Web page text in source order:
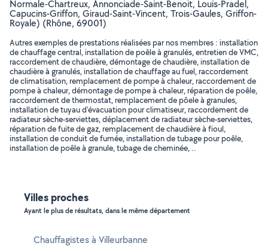
Normale-Chartreux, Annonciade-Saint-Benoit, Louis-Pradel,
Capucins-Griffon, Giraud-Saint-Vincent, Trois-Gaules, Griffon-
Royale) (Rhône, 69001)
Autres exemples de prestations réalisées par nos membres : installation
de chauffage central, installation de poêle à granulés, entretien de VMC,
raccordement de chaudière, démontage de chaudière, installation de
chaudière à granulés, installation de chauffage au fuel, raccordement
de climatisation, remplacement de pompe à chaleur, raccordement de
pompe à chaleur, démontage de pompe à chaleur, réparation de poêle,
raccordement de thermostat, remplacement de pôele à granules,
installation de tuyau d'évacuation pour climatiseur, raccordement de
radiateur sèche-serviettes, déplacement de radiateur sèche-serviettes,
réparation de fuite de gaz, remplacement de chaudière à fioul,
installation de conduit de fumée, installation de tubage pour poêle,
installation de poêle à granule, tubage de cheminée, ..
Villes proches
Ayant le plus de résultats, dans le même département
Chauffagistes à Villeurbanne